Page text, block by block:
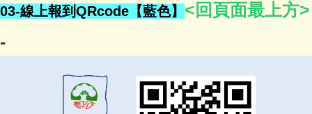
03-線上報到QRcode【藍色】 <回頁面最上方>
-